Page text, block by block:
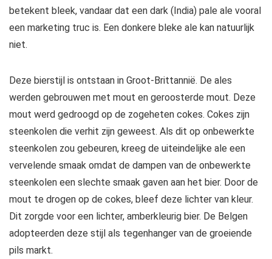
betekent bleek, vandaar dat een dark (India) pale ale vooral
een marketing truc is. Een donkere bleke ale kan natuurlijk
niet.
Deze bierstijl is ontstaan in Groot-Brittannië. De ales
werden gebrouwen met mout en geroosterde mout. Deze
mout werd gedroogd op de zogeheten cokes. Cokes zijn
steenkolen die verhit zijn geweest. Als dit op onbewerkte
steenkolen zou gebeuren, kreeg de uiteindelijke ale een
vervelende smaak omdat de dampen van de onbewerkte
steenkolen een slechte smaak gaven aan het bier. Door de
mout te drogen op de cokes, bleef deze lichter van kleur.
Dit zorgde voor een lichter, amberkleurig bier. De Belgen
adopteerden deze stijl als tegenhanger van de groeiende
pils markt.